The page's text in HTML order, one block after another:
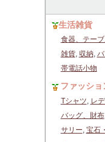
生活雑貨
食器、テー
雑貨, 収納,
帯電話小物
ファッシ
Tシャツ, レ
バッグ、財布
サリー, 宝石